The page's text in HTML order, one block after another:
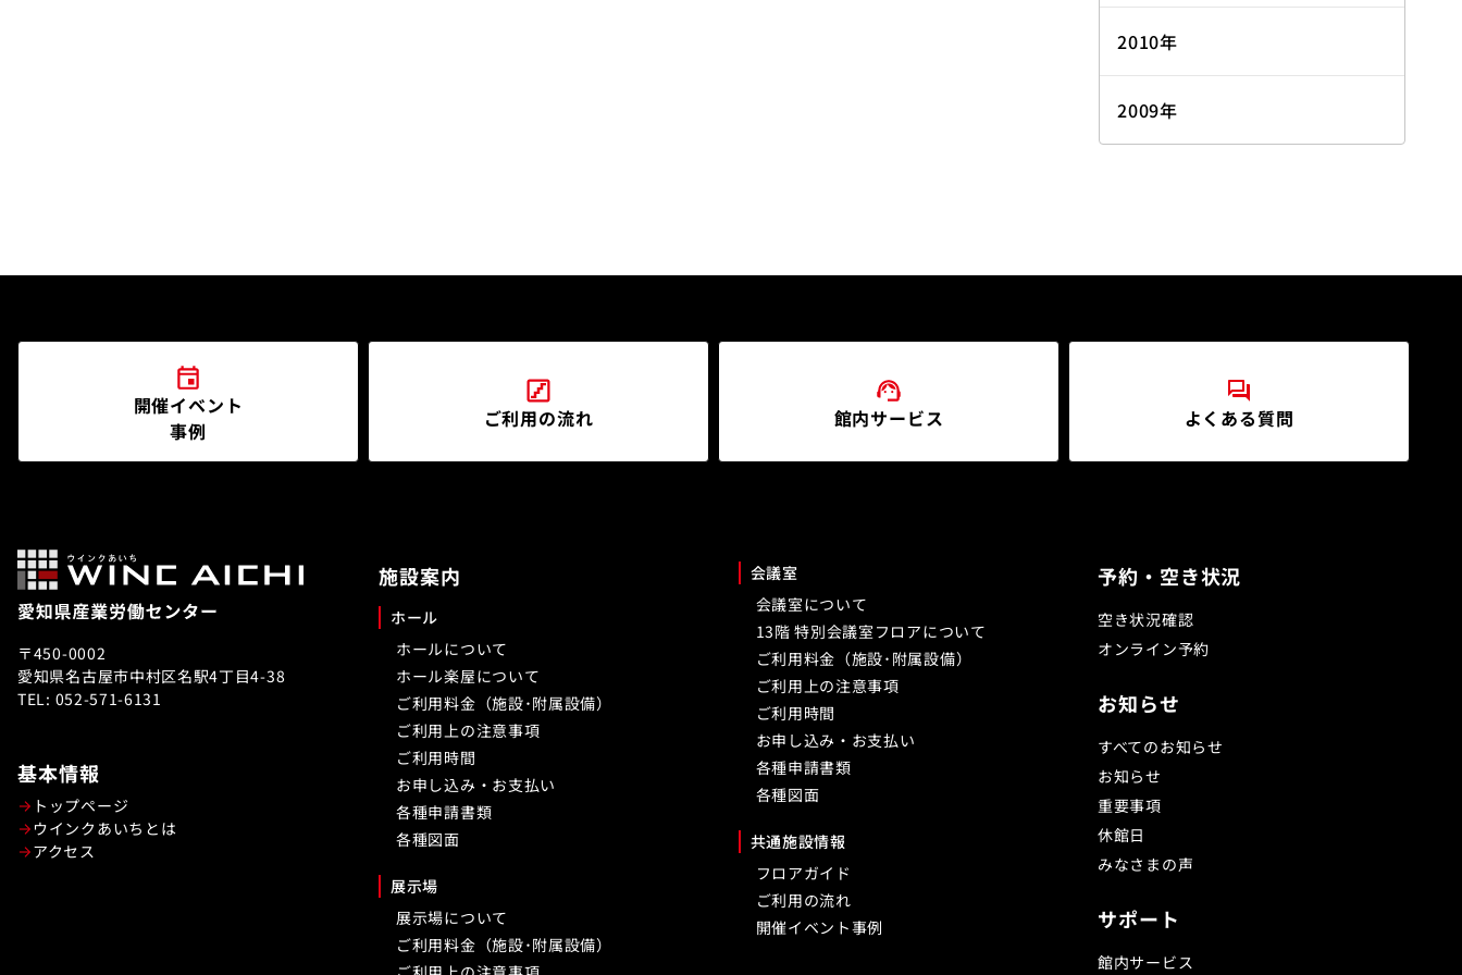
2010年
2009年
開催イベント
事例
ご利用の流れ 館内サービス よくある質問
〒450-0002
愛知県名古屋市中村区名駅4丁目4-38
TEL: 052-571-6131
基本情報
トップページ
ウインクあいちとは
アクセス
施設案内
ホール
ホールについて
ホール楽屋について
ご利用料金（施設･附属設備）
ご利用上の注意事項
ご利用時間
お申し込み・お支払い
各種申請書類
各種図面
展示場
展示場について
ご利用料金（施設･附属設備）
会議室
会議室について
13階 特別会議室フロアについて
ご利用料金（施設･附属設備）
ご利用上の注意事項
ご利用時間
お申し込み・お支払い
各種申請書類
各種図面
共通施設情報
フロアガイド
ご利用の流れ
開催イベント事例
予約・空き状況
空き状況確認
オンライン予約
お知らせ
すべてのお知らせ
お知らせ
重要事項
休館日
みなさまの声
サポート
館内サービス